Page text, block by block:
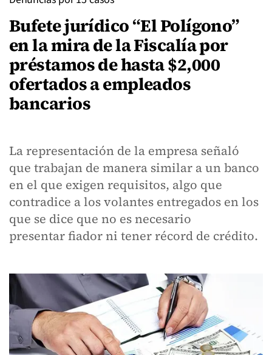
Bufete jurídico “El Polígono”
en la mira de la Fiscalía por
préstamos de hasta $2,000
ofertados a empleados
bancarios
La representación de la empresa señaló
que trabajan de manera similar a un banco
en el que exigen requisitos, algo que
contradice a los volantes entregados en los
que se dice que no es necesario
presentar fiador ni tener récord de crédito.